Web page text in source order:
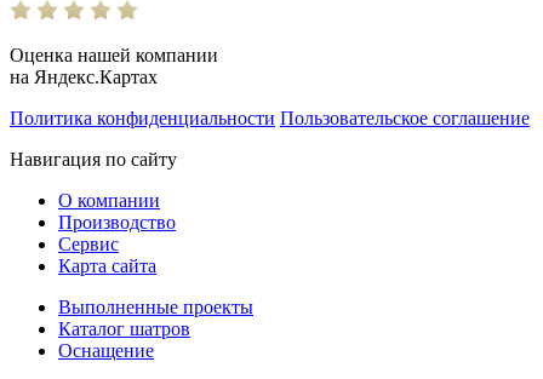
Оценка нашей компании
на Яндекс.Картах
Политика конфиденциальности Пользовательское соглашение
Навигация по сайту
О компании
Производство
Сервис
Карта сайта
Выполненные проекты
Каталог шатров
Оснащение